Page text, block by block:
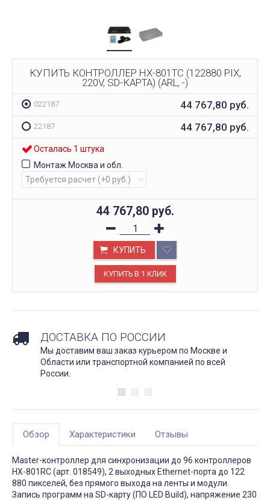
КУПИТЬ КОНТРОЛЛЕР HX-801TC (122880 PIX,
220V, SD-КАРТА) (ARL, -)
022187 44 767,80 руб.
22187 44 767,80 руб.
Осталась 1 штука
Монтаж Москва и обл.
44 767,80 руб.
КУПИТЬ
ДОСТАВКА ПО РОССИИ
Мы доставим ваш заказ курьером по Москве и
Области или транспортной компанией по всей
России.
Обзор Характеристики Отзывы
Master-контроллер для синхронизации до 96 контроллеров
HX-801RC (арт. 018549), 2 выходных Ethernet-порта до 122
880 пикселей, без прямого выхода на ленты и модули.
Запись программ на SD-карту (ПО LED Build), напряжение 230